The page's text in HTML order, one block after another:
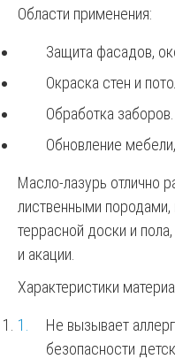
Области применения:
Защита фасадов,
Окраска стен и
Обработка заборов.
Обновление
Масло-лазурь отлично
лиственными породами,
террасной доски и
и акации.
Характеристики
Не вызывает
безопасности